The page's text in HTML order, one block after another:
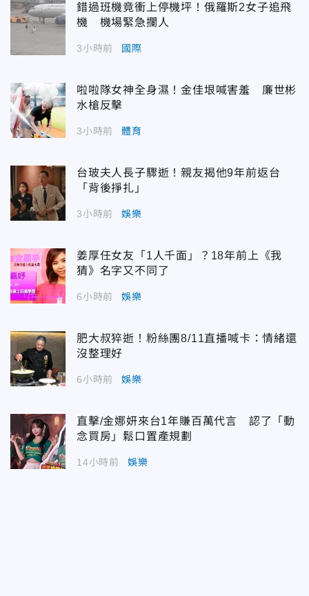
錯過班機竟衝上停機坪！俄羅斯2女子追飛
機 機場緊急攔人
3小時前 國際
啦啦隊女神全身濕！金佳垠喊害羞 廉世彬
水槍反擊
3小時前 體育
台玻夫人長子驟逝！親友揭他9年前返台
「背後掙扎」
3小時前 娛樂
姜厚任女友「1人千面」？18年前上《我
猜》名字又不同了
6小時前 娛樂
肥大叔猝逝！粉絲團8/11直播喊卡：情緒還
沒整理好
6小時前 娛樂
直擊/金娜妍來台1年賺百萬代言 認了「動
念買房」鬆口置產規劃
14小時前 娛樂